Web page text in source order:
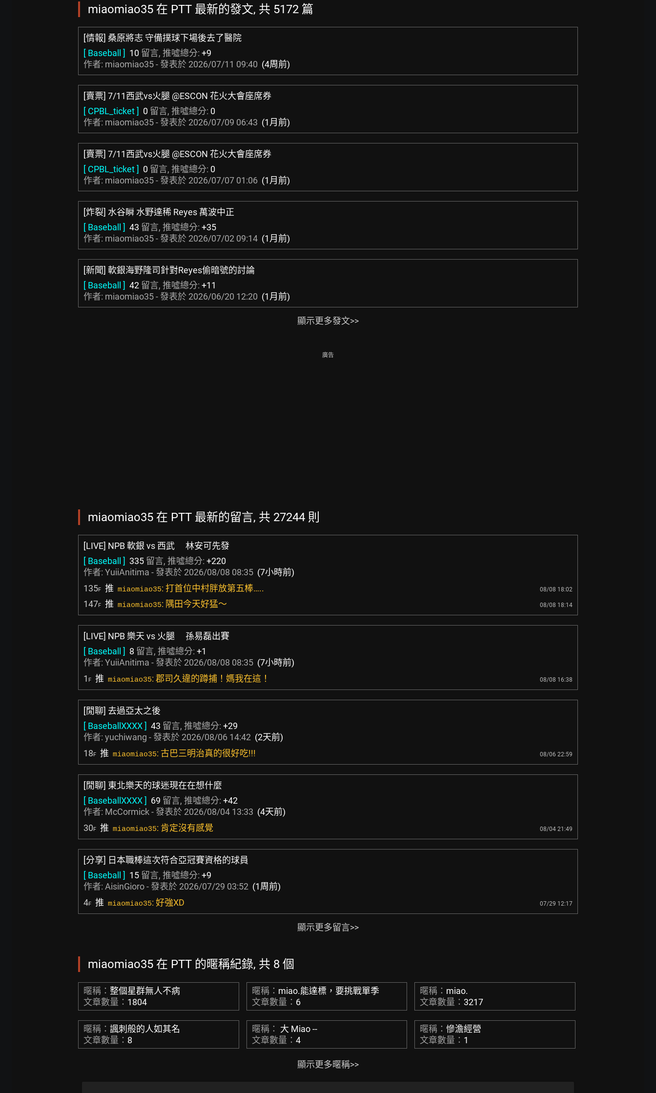
miaomiao35 在 PTT 最新的發文, 共 5172 篇
[情報] 桑原將志 守備撲球下場後去了醫院
[ Baseball ] 10 留言, 推噓總分: +9
作者: miaomiao35 - 發表於 2026/07/11 09:40 (4周前)
[賣票] 7/11西武vs火腿 @ESCON 花火大會座席券
[ CPBL_ticket ] 0 留言, 推噓總分: 0
作者: miaomiao35 - 發表於 2026/07/09 06:43 (1月前)
[賣票] 7/11西武vs火腿 @ESCON 花火大會座席券
[ CPBL_ticket ] 0 留言, 推噓總分: 0
作者: miaomiao35 - 發表於 2026/07/07 01:06 (1月前)
[炸裂] 水谷瞬 水野達稀 Reyes 萬波中正
[ Baseball ] 43 留言, 推噓總分: +35
作者: miaomiao35 - 發表於 2026/07/02 09:14 (1月前)
[新聞] 軟銀海野隆司針對Reyes偷暗號的討論
[ Baseball ] 42 留言, 推噓總分: +11
作者: miaomiao35 - 發表於 2026/06/20 12:20 (1月前)
顯示更多發文>>
廣告
miaomiao35 在 PTT 最新的留言, 共 27244 則
[LIVE] NPB 軟銀 vs 西武 林安可先發
[ Baseball ] 335 留言, 推噓總分: +220
作者: YuiiAnitima - 發表於 2026/08/08 08:35 (7小時前)
135F 推 miaomiao35: 打首位中村胖放第五棒….. 08/08 18:02
147F 推 miaomiao35: 隅田今天好猛～ 08/08 18:14
[LIVE] NPB 樂天 vs 火腿 孫易磊出賽
[ Baseball ] 8 留言, 推噓總分: +1
作者: YuiiAnitima - 發表於 2026/08/08 08:35 (7小時前)
1 F 推 miaomiao35: 郡司久違的蹲捕！媽我在這！ 08/08 16:38
[閒聊] 去過亞太之後
[ BaseballXXXX ] 43 留言, 推噓總分: +29
作者: yuchiwang - 發表於 2026/08/06 14:42 (2天前)
18F 推 miaomiao35: 古巴三明治真的很好吃!!! 08/06 22:59
[閒聊] 東北樂天的球迷現在在想什麼
[ BaseballXXXX ] 69 留言, 推噓總分: +42
作者: McCormick- 發表於 2026/08/04 13:33 (4天前)
30F 推 miaomiao35: 肯定沒有感覺 08/04 21:49
[分享] 日本職棒這次符合亞冠賽資格的球員
[ Baseball ] 15 留言, 推噓總分: +9
作者: AisinGioro- 發表於 2026/07/29 03:52 (1周前)
4F 推 miaomiao35: 好強XD 07/29 12:17
顯示更多留言>>
miaomiao35 在 PTT 的暱稱紀錄, 共 8 個
暱稱： 整個星群無人不病
文章數量： 1804
暱稱： miao.能達標，要挑戰單季
文章數量： 6
暱稱： miao.
文章數量： 3217
暱稱： 諷刺般的人如其名
文章數量： 8
暱稱： 大 Miao --
文章數量： 4
暱稱：慘澹經營
文章數量： 1
顯示更多暱稱>>